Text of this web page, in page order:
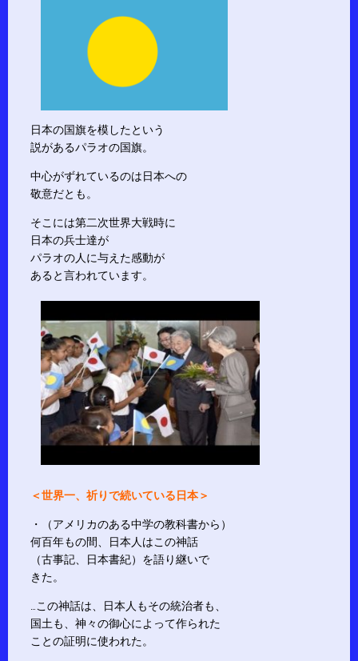
日本の国旗を模したという
説があるパラオの国旗。
中心がずれているのは日本への
敬意だとも。
そこには第二次世界大戦時に
日本の兵士達が
パラオの人に与えた感動が
あると言われています。
＜世界一、祈りで続いている日本＞
・（アメリカのある中学の教科書から）
何百年もの間、日本人はこの神話
（古事記、日本書紀）を語り継いで
きた。
…この神話は、日本人もその統治者も、
国土も、神々の御心によって作られた
ことの証明に使われた。